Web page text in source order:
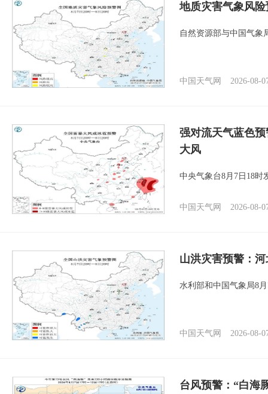
地质灾害气象风
自然资源部与中国气象
中国天气网 2026-08-
强对流天气蓝色
大风
中央气象台8月7日18时
中国天气网 2026-08-
山洪灾害预警：
水利部和中国气象局8
中国天气网 2026-08-
台风预警：“白海